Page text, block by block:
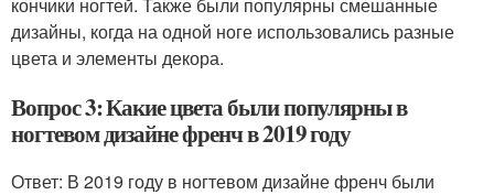
дизайны, когда на одной ноге использовались разные
цвета и элементы декора.
Вопрос 3: Какие цвета были популярны в
ногтевом дизайне френч в 2019 году
Ответ: В 2019 году в ногтевом дизайне френч были